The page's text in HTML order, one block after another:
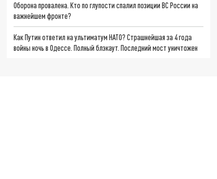
Оборона провалена. Кто по глупости спалил позиции ВС России на
важнейшем фронте?
Как Путин ответил на ультиматум НАТО? Страшнейшая за 4 года
войны ночь в Одессе. Полный блэкаут. Последний мост уничтожен